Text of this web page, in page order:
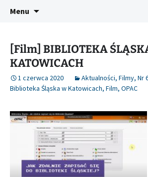
Śląski Pegaz
Platforma inicjatyw
Menu
[Film] BIBLIOTEKA
KATOWICACH
1 czerwca 2020 Aktualności, Filmy, Nr
Biblioteka Śląska w Katowicach, Film, OPAC